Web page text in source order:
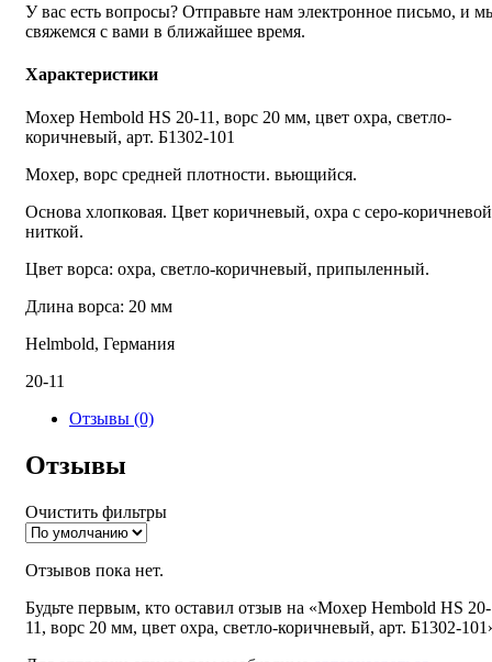
У вас есть вопросы? Отправьте нам электронное письмо, и
свяжемся с вами в ближайшее время.
Характеристики
Мохер Hembold HS 20-11, ворс 20 мм, цвет охра, светло-
коричневый, арт. Б1302-101
Мохер, ворс средней плотности. вьющийся.
Основа хлопковая. Цвет коричневый, охра с серо-коричневой
ниткой.
Цвет ворса: охра, светло-коричневый, припыленный.
Длина ворса: 20 мм
Helmbold, Германия
20-11
Отзывы (0)
Отзывы
Очистить фильтры
Отзывов пока нет.
Будьте первым, кто оставил отзыв на «Мохер Hembold HS 20-
11, ворс 20 мм, цвет охра, светло-коричневый, арт. Б1302-